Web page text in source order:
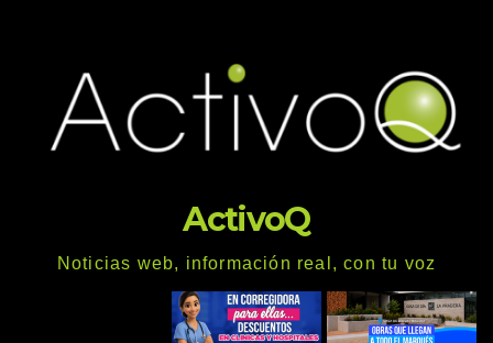
ActivoQ
Noticias web, información real, con tu voz